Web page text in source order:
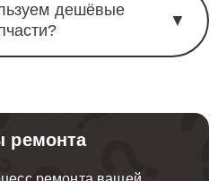
дешёвые
▼
ремонта